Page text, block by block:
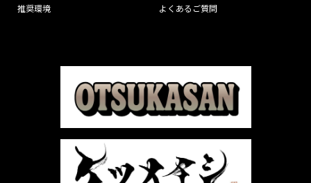
推奨環境 よくあるご質問